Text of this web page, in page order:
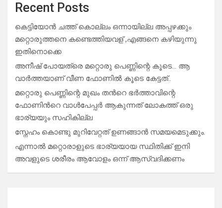
Recent Posts
കെട്ടിയോൻ ചത്ത് കൊല്ലം ഒന്നായില്ല അപ്പഴക്കും
മറ്റൊരുത്തനെ കണ്ടെത്തിയവള് ,എങ്ങനെ കഴിയുന്നു
ഇതിനൊക്കെ
അനീഷ് പോയത്രെ മറ്റൊരു പെണ്ണിന്റെ കൂടെ… ആ
വാർത്തയാണ് വീണ ഫോണിൽ കൂടെ കേട്ടത്..
മറ്റൊരു പെണ്ണിന്റെ മുഖം തൻറെ ഭർത്താവിന്റെ
ഫോണിൻറെ വാൾപേപ്പർ ആകുന്നത് ലോകത്ത് ഒരു
ഭാര്യയും സഹികില്ല
സ്നേഹം കൊണ്ടു മുറിവേറ്റത് ഉണങ്ങാൻ സമയമെടുക്കും.
എന്നാൽ മറ്റൊരാളുടെ ഭാര്യയായ സ്ഥിതിക്ക് ഇനി
അവളുടെ ശരീരം ആവോളം ഒന്ന് ആസ്വദിക്കണം